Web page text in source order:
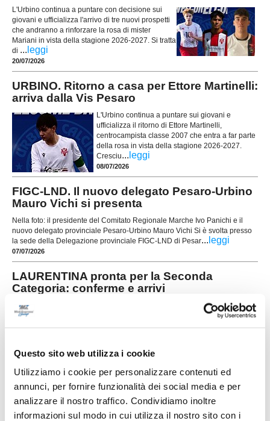
Questo sito web utilizza i cookie
Utilizziamo i cookie per personalizzare contenuti ed
annunci, per fornire funzionalità dei social media e per
analizzare il nostro traffico. Condividiamo inoltre
informazioni sul modo in cui utilizza il nostro sito con i
L'Urbino continua a puntare con decisione sui
giovani e ufficializza l'arrivo di tre nuovi prospetti
che andranno a rinforzare la rosa di mister
Mariani in vista della stagione 2026-2027. Si tratta
di ... leggi
20/07/2026
URBINO. Ritorno a casa per Ettore Martinelli:
arriva dalla Vis Pesaro
L'Urbino continua a puntare sui giovani e
ufficializza il ritorno di Ettore Martinelli,
centrocampista classe 2007 che entra a far parte
della rosa in vista della stagione 2026-2027.
Cresciu... leggi
08/07/2026
FIGC-LND. Il nuovo delegato Pesaro-Urbino
Mauro Vichi si presenta
Nella foto: il presidente del Comitato Regionale Marche Ivo Panichi e il
nuovo delegato provinciale Pesaro-Urbino Mauro Vichi Si è svolta presso
la sede della Delegazione provinciale FIGC-LND di Pesar... leggi
07/07/2026
LAURENTINA pronta per la Seconda
Categoria: conferme e arrivi
Nella foto: il DG Marconi e il DS Rama La
Laurentina riparte dalle solide basi della squadra
che ha conquistato il double nella passata
GABICCE GRADARA. Gabrielli: "Voglio
rimettermi in gioco qui"
Simone Gabrielli, difensore classe
2004, ha militato per due stagioni da under nel